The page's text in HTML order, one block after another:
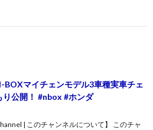
BOXマイチェンモデル3車種実車チェ
り公開！ #nbox #ホンダ
| このチャンネルについて】 このチャ